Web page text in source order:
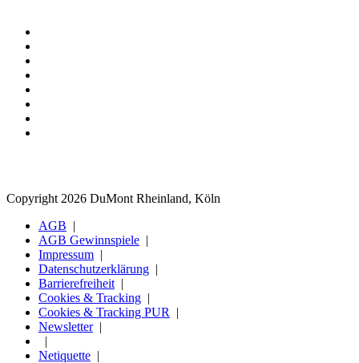
Copyright 2026 DuMont Rheinland, Köln
AGB
AGB Gewinnspiele
Impressum
Datenschutzerklärung
Barrierefreiheit
Cookies & Tracking
Cookies & Tracking PUR
Newsletter
Netiquette